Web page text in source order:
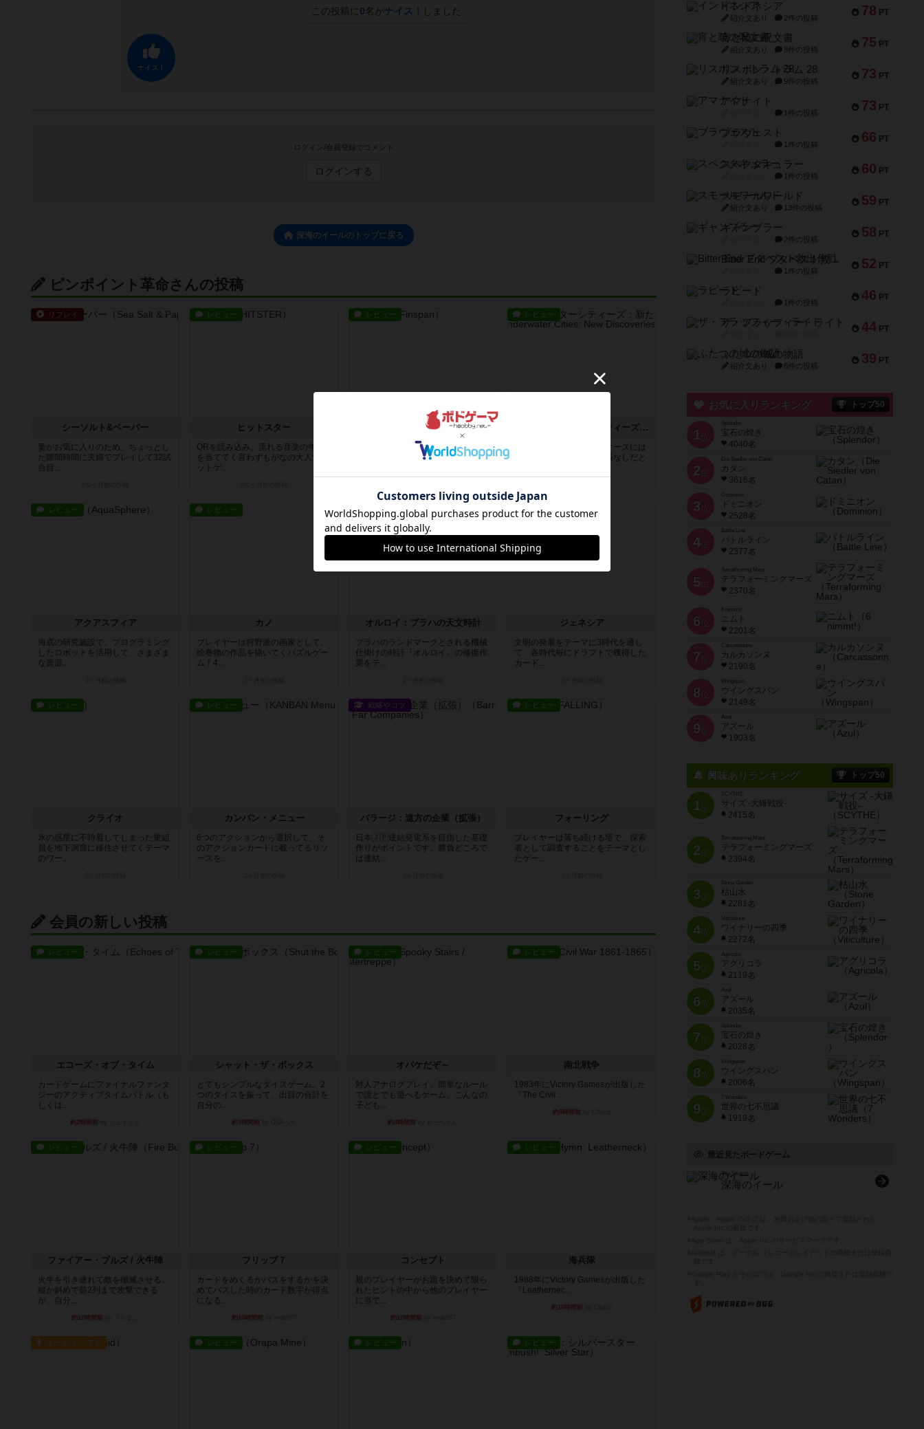
この投稿に 0名がナイス！ しました
ナイス！
ログイン/会員登録でコメント
ログインする
深海のイールのトップに戻る
ピンポイント革命さんの投稿
リプレイ
シーソルト&ペーパー
妻がお気に入りのため、ちょっとし
た隙間時間に夫婦でプレイして32試
合目...
レビュー
ヒットスター
QRを読み込み、流れる音楽の年代
を当ててく言わずもがなの大人気ヒ
ットゲ...
レビュー
フィンスパン
海洋研究者として4週に渡り各業績
を達成することを目的としたゲーム
レビュー
アンダーウォーターシティーズ：新たな発見
アンダーウォーターシティーズには
マスト拡張です。この拡張なしだと
レビュー
アクアスフィア
海底の研究施設で、プログラミング
したロボットを活用して、さまざま
な資源...
レビュー
カノ
プレイヤーは狩野派の画家として、
絵巻物の作品を描いてくパズルゲー
ム！4...
レビュー
オルロイ：プラハの天文時計
プラハのランドマークとされる機械
仕掛けの時計『オルロイ』の修復作
業をテ...
レビュー
ジェネシア
文明の発展をテーマに3時代を通し
て、各時代毎にドラフトで獲得した
カード...
レビュー
クライオ
氷の惑星に不時着してしまった乗組
員を地下洞窟に移住させてくテーマ
のワー...
レビュー
カンバン・メニュー
6つのアクションから選択して、そ
のアクションカードに載ってるリソ
ースを...
戦略やコツ
バラージ：遠方の企業（拡張）
日本🇯🇵連結発電系を目指した基礎
作りがポイントです。勝負どころで
は連結...
レビュー
フォーリング
プレイヤーは落ち続ける塔で、探索
者として調査することをテーマとし
たゲー...
会員の新しい投稿
レビュー
エコーズ・オブ・タイム
カードゲームにファイナルファンタ
ジーのアクティブタイムバトル（も
しくは...
約2時間前
レビュー
シャット・ザ・ボックス
とてもシンプルなダイスゲーム。2
つのダイスを振って、出目の合計を
自分の...
約3時間前
レビュー
オバケだぞ～
対人アナログプレイ。簡単なルール
で誰とでも遊べるゲーム。こんなの
子ども...
約4時間前
レビュー
南北戦争
1983年にVictory Gamesが出版した
『The Civil ...
約8時間前
レビュー
ファイアー・ブルズ / 火牛陣
火牛を引き連れて敵を殲滅させる。
縦か斜めで前2列まで攻撃できる
が、自分...
約10時間前
レビュー
フリップ７
カードをめくるかパスをするかを決
めてパスした時のカード数字が得点
になる...
約10時間前
レビュー
コンセプト
親のプレイヤーがお題を決めて限ら
れたヒントの中から他のプレイヤー
に当て...
約10時間前
レビュー
海兵隊
1988年にVictory Gamesが出版した
『Leathernec...
約10時間前
ルール/インスト レビュー レビュー レビュー
78 PT
インドネシア
紹介文あり 2件の投稿
75 PT
宵と暁の呪文書
紹介文あり 8件の投稿
73 PT
リスボン・トラム 28
紹介文あり 9件の投稿
73 PT
アマナイト
1件の投稿
66 PT
ブラヴェスト
1件の投稿
60 PT
スペクタキュラー
1件の投稿
59 PT
スモールワールド
紹介文あり 13件の投稿
58 PT
ギャンブラー
2件の投稿
52 PT
Bitter End ブタペスト救出作戦
1件の投稿
46 PT
ラピード
1件の投稿
44 PT
ザ・フラッフィー・ライト
39 PT
ふたつの城の物語
紹介文あり 6件の投稿
お気に入りランキング トップ50
1 位
宝石の煌き
4040名
2 位
Die Siedler von Catan
カタン
3616名
3 位
ドミニオン
2528名
4位
Battle Line
バトルライン
2377名
5 位
Terraforming Mars
テラフォーミングマーズ
2370名
6 位
ニムト
2201名
7 位
Carcassonne
カルカソンヌ
2190名
8 位
Wingspan
ウイングスパン
2149名
9 位
Azul
アズール
1903名
興味ありランキング トップ50
1位
SCYTHE
サイズ -大鎌戦役-
2415名
2位
Terraforming Mars
テラフォーミングマーズ
2394名
3位
Stone Garden
枯山水
2281名
4位
Viticulture
ワイナリーの四季
2272名
5位
Agricola
アグリコラ
2119名
6位
Azul
アズール
2035名
7位
宝石の煌き
2028名
8位
Wingspan
ウイングスパン
2006名
9位
7 Wonders
世界の七不思議
1919名
最近見たボードゲーム
The Swarm
深海のイール